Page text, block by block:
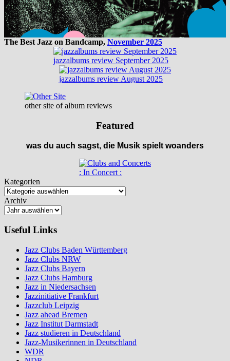
The Best Jazz on Bandcamp, November 2025
jazzalbums review September 2025
jazzalbums review August 2025
other site of album reviews
Featured
was du auch sagst, die Musik spielt woanders
: In Concert :
Kategorien
Archiv
Useful Links
Jazz Clubs Baden Württemberg
Jazz Clubs NRW
Jazz Clubs Bayern
Jazz Clubs Hamburg
Jazz in Niedersachsen
Jazzinitiative Frankfurt
Jazzclub Leipzig
Jazz ahead Bremen
Jazz Institut Darmstadt
Jazz studieren in Deutschland
Jazz-Musikerinnen in Deutschland
WDR